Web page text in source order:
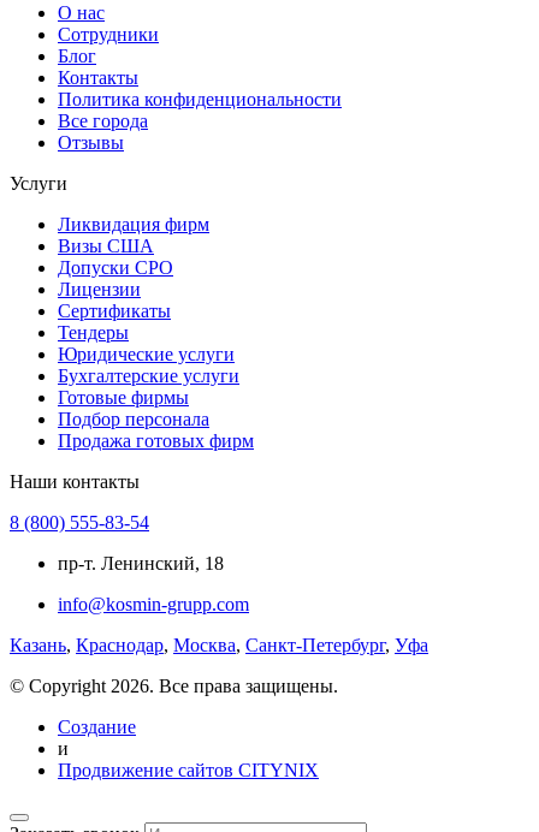
О нас
Сотрудники
Блог
Контакты
Политика конфиденциональности
Все города
Отзывы
Услуги
Ликвидация фирм
Визы США
Допуски СРО
Лицензии
Сертификаты
Тендеры
Юридические услуги
Бухгалтерские услуги
Готовые фирмы
Подбор персонала
Продажа готовых фирм
Наши контакты
8 (800) 555-83-54
пр-т. Ленинский, 18
info@kosmin-grupp.com
Казань, Краснодар, Москва, Санкт-Петербург, Уфа
© Copyright 2026. Все права защищены.
Создание
и
Продвижение сайтов CITYNIX